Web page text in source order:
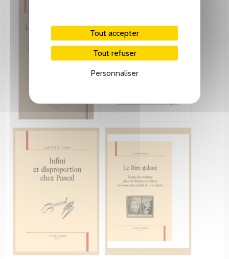
Tout accepter
Tout refuser
Personnaliser